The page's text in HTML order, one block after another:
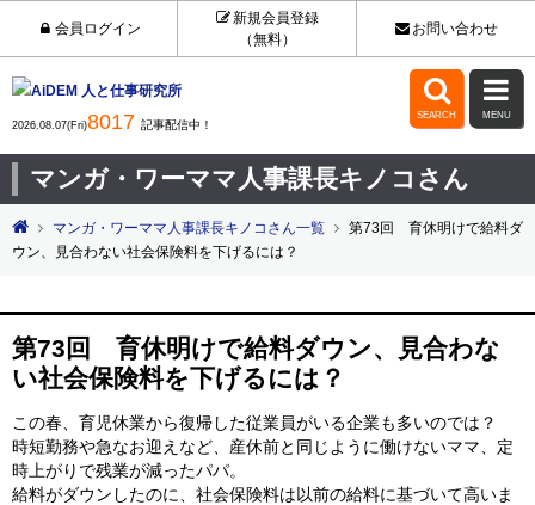
会員ログイン
新規会員登録
（無料）
お問い合わせ
2026.08.07(Fri)8017 記事配信中！

SEARCH

MENU
マンガ・ワーママ人事課長キノコさん
マンガ・ワーママ人事課長キノコさん一覧
第73回 育休明けで給料ダ
ウン、見合わない社会保険料を下げるには？
第73回 育休明けで給料ダウン、見合わな
い社会保険料を下げるには？
この春、育児休業から復帰した従業員がいる企業も多いのでは？
時短勤務や急なお迎えなど、産休前と同じように働けないママ、定
時上がりで残業が減ったパパ。
給料がダウンしたのに、社会保険料は以前の給料に基づいて高いま